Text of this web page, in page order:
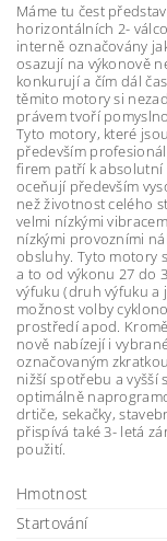
Máme tu čest
horizontálních 2-
interně označovány
osazují na výkonově
konkurují a čím dál
těmito motory si
právem tvoří
Tyto motory, které
především
firem patří k absolutní
oceňují především
než životnost celého
velmi nízkými
nízkými provozními
obsluhy. Tyto motory
a to od výkonu 27 do
výfuku (druh výfuku
možnost volby
prostředí apod.
nově nabízejí i
označovaným
nižší spotřebu a vyšší
optimálně
drtiče, sekačky,
přispívá také 3- letá
použití.
Hmotnost
Startování